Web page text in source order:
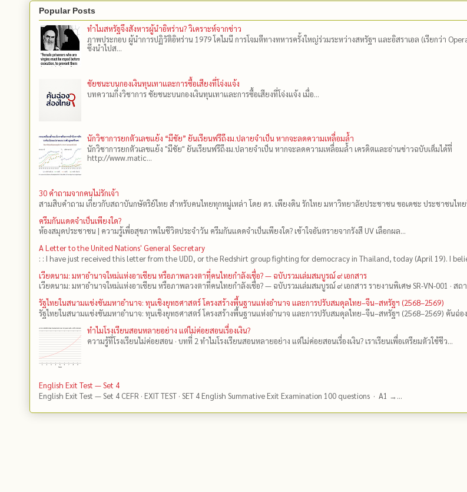
Popular Posts
ทำไมสหรัฐจึงสังหารผู้นำอิหร่าน? วิเคราะห์จากข่าว
ภาพประกอบ ผู้นำการปฏิวัติอิหร่าน 1979 โคไมนี การโจมตีทางทหารครั้งใหญ่ร่วมระหว่างสหรัฐฯ และอิสราเอล (เรียกว่า
ซึ่งนำไปส...
ชัยชนะบนกองเงินทุนเทาและการซื้อเสียงที่โจ่งแจ้ง
บทความกึ่งวิชาการ ชัยชนะบนกองเงินทุนเทาและการซื้อเสียงที่โจ่งแจ้ง เมื่อ...
นักวิชาการยกตัวเลขแย้ง “มีชัย” ยันเรียนฟรีถึงม.ปลายจำเป็น หากจะลดความเหลื่อมล้ำ
นักวิชาการยกตัวเลขแย้ง "มีชัย" ยันเรียนฟรีถึงม.ปลายจำเป็น หากจะลดความเหลื่อมล้ำ เครดิตและอ่านข่าวฉบับเต็มได้ที่
http://www.matic...
30 คำถามจากคนไม่รักเจ้า
สามสิบคำถาม เกี่ยวกับสถาบันกษัตริย์ไทย สำหรับคนไทยทุกหมู่เหล่า โดย ดร.​ เพียงดิน รักไทย มหาวิทยาลัยประชาชน ขอเดชะ ประชาชนไท
ครีมกันแดดจำเป็นเพียงใด?
ห้องสมุดประชาชน | ความรู้เพื่อสุขภาพในชีวิตประจำวัน ครีมกันแดดจำเป็นเพียงใด? เข้าใจอันตรายจากรังสี UV เลือกผล...
A Letter to the United Nations' General Secretary
: : I have just received this letter from the UDD, or the Redshirt group fighting for democracy in Thailand, today (April 19). I
เวียดนาม: มหาอำนาจใหม่แห่งอาเซียน หรือภาพลวงตาที่คนไทยกำลังเชื่อ? — ฉบับรวมเล่มสมบูรณ์ ๙ เอกสาร
เวียดนาม: มหาอำนาจใหม่แห่งอาเซียน หรือภาพลวงตาที่คนไทยกำลังเชื่อ? — ฉบับรวมเล่มสมบูรณ์ ๙ เอกสาร รายงานพิเศษ SR-VN-001 · สถ
รัฐไทยในสนามแข่งขันมหาอำนาจ: ทุนเชิงยุทธศาสตร์ โครงสร้างพื้นฐานแห่งอำนาจ และการปรับสมดุลไทย–จีน–สหรัฐฯ (2568–2569)
รัฐไทยในสนามแข่งขันมหาอำนาจ: ทุนเชิงยุทธศาสตร์ โครงสร้างพื้นฐานแห่งอำนาจ และการปรับสมดุลไทย–จีน–สหรัฐฯ (2568–2569) คันฉ่อ
ทำไมโรงเรียนสอนหลายอย่าง แต่ไม่ค่อยสอนเรื่องเงิน?
ความรู้ที่โรงเรียนไม่ค่อยสอน · บทที่ 2 ทำไมโรงเรียนสอนหลายอย่าง แต่ไม่ค่อยสอนเรื่องเงิน? เราเรียนเพื่อเตรียมตัวใช้ชีว...
English Exit Test — Set 4
English Exit Test — Set 4 CEFR · EXIT TEST · SET 4 English Summative Exit Examination 100 questions · A1 →...